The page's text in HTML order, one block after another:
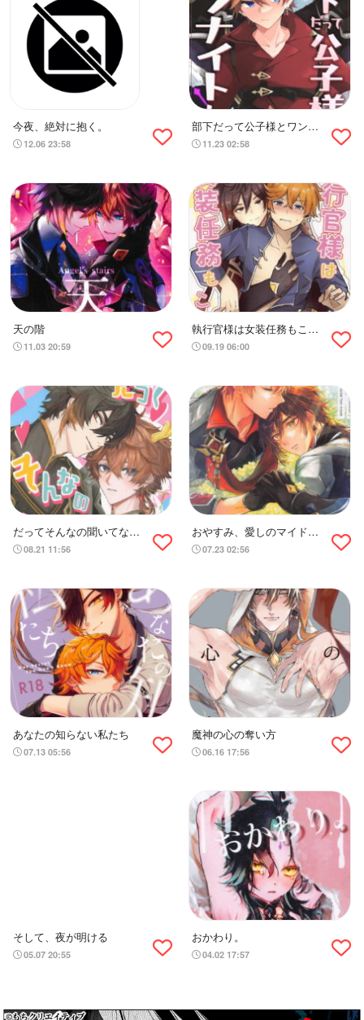
今夜、絶対に抱く。
12.06 23:58
部下だって公子様とワンナ
イトしたい
11.23 02:58
天の階
11.03 20:59
執行官様は女装任務もこな
せます
09.19 06:00
だってそんなの聞いてな
い！！
08.21 11:56
おやすみ、愛しのマイドー
ル07.23 02:56
あなたの知らない私たち
07.13 05:56
魔神の心の奪い方
06.16 17:56
そして、夜が明ける
05.07 20:55
おかわり。
04.02 17:57